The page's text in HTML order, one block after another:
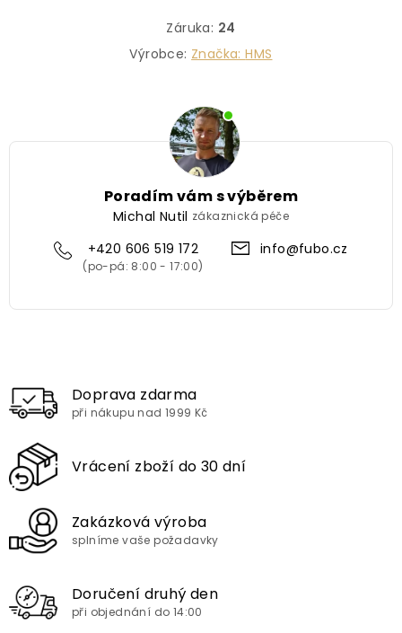
Záruka: 24
Výrobce: Značka:HMS
Poradím vám s výběrem
Michal Nutil zákaznická péče
+420 606 519 172 info@fubo.cz
Doprava zdarma
při nákupu nad 1999 Kč
Vrácení zboží do 30 dní
Zakázková výroba
splníme vaše požadavky
Doručení druhý den
při objednání do 14:00